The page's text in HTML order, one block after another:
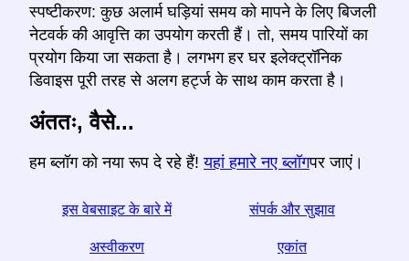
स्पष्टीकरण: कुछ अलार्म घड़ियां समय को मापने के लिए बिजली
नेटवर्क की आवृत्ति का उपयोग करती हैं। तो, समय पारियों का
प्रयोग किया जा सकता है। लगभग हर घर इलेक्ट्रॉनिक
डिवाइस पूरी तरह से अलग हर्ट्ज के साथ काम करता है।
अंततः, वैसे...
हम ब्लॉग को नया रूप दे रहे हैं!यहां हमारे नए ब्लॉगपर जाएं।
इस वेबसाइट के बारे में संपर्क और सुझाव
अस्वीकरण एकांत